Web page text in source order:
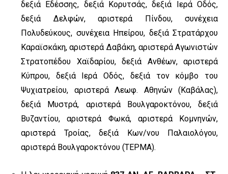
δεξιά Εδέσσης, δεξιά Κορυτσάς, δεξιά Ιερά Οδός,
δεξιά Δελφών, αριστερά Πίνδου, συνέχεια
Πολυδεύκους, συνέχεια Ηπείρου, δεξιά Στρατάρχου
Καραϊσκάκη, αριστερά Δαβάκη, αριστερά Αγωνιστών
Στρατοπέδου Χαϊδαρίου, δεξιά Ανθέων, αριστερά
Κύπρου, δεξιά Ιερά Οδός, δεξιά τον κόµβο του
Ψυχιατρείου, αριστερά Λεωφ. Αθηνών (Καβάλας),
δεξιά Μυστρά, αριστερά Βουλγαροκτόνου, δεξιά
Βυζαντίου, αριστερά Φωκά, αριστερά Κομνηνών,
αριστερά Τροίας, δεξιά Κων/νου Παλαιολόγου,
αριστερά Βουλγαροκτόνου (ΤΕΡΜΑ).